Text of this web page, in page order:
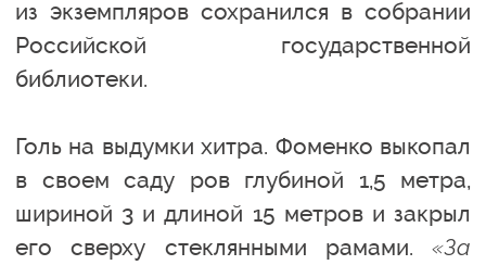
из экземпляров сохранился в собрании
Российской государственной
библиотеки.
Голь на выдумки хитра. Фоменко выкопал
в своем саду ров глубиной 1,5 метра,
шириной 3 и длиной 15 метров и закрыл
его сверху стеклянными рамами. «За